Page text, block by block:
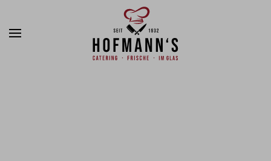
Zum Hauptinhalt springen